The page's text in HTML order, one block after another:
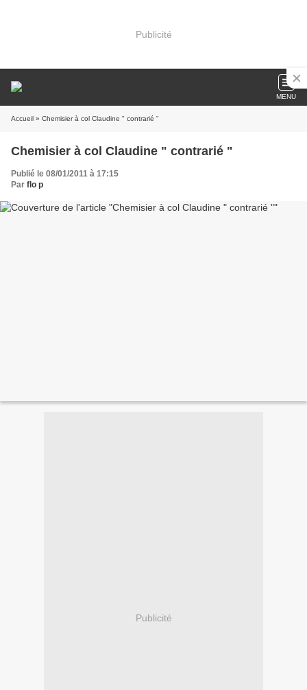
Publicité
MENU
Accueil » Chemisier à col Claudine " contrarié "
Chemisier à col Claudine " contrarié "
Publié le 08/01/2011 à 17:15
Par flo p
Publicité